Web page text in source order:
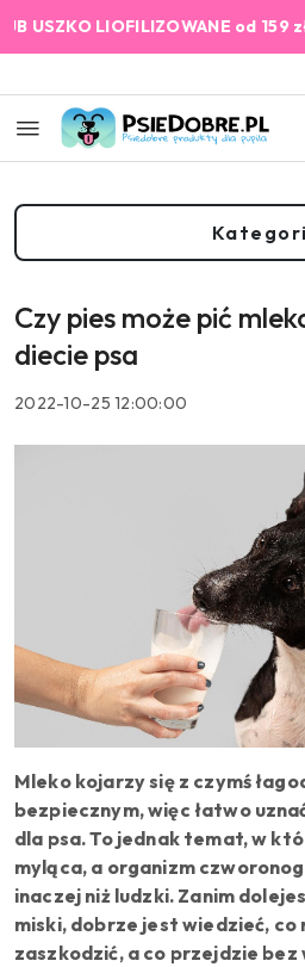
Przejdź do treści głównej
Przejdź do wyszukiwarki
Przejdź do moje konto
Przejdź do menu
Przejdź do stopki
LIOFILIZOWANE od 159 zł
Czy pies może pić
diecie psa
2022-10-25 12:00:00
Mleko kojarzy się z czymś
bezpiecznym, więc łatwo
dla psa. To jednak temat, w
myląca, a organizm
inaczej niż ludzki. Zanim
miski, dobrze jest wiedzieć, co
zaszkodzić, a co przejdzie bez